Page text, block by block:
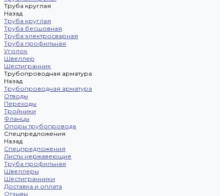
Труба круглая
Назад
Труба круглая
Труба бесшовная
Труба электросварная
Труба профильная
Уголок
Швеллер
Шестигранник
Трубопроводная арматура
Назад
Трубопроводная арматура
Отводы
Переходы
Тройники
Фланцы
Опоры трубопровода
Спецпредложения
Назад
Спецпредложения
Листы нержавеющие
Труба профильная
Швеллеры
Шестигранники
Доставка и оплата
Отзывы